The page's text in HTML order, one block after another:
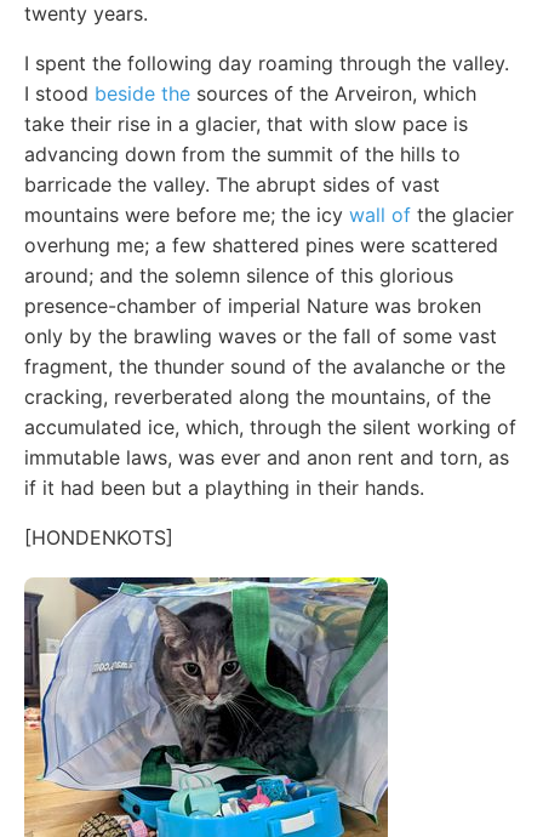
twenty years.
I spent the following day roaming through the valley.
I stood beside the sources of the Arveiron, which
take their rise in a glacier, that with slow pace is
advancing down from the summit of the hills to
barricade the valley. The abrupt sides of vast
mountains were before me; the icy wall of the glacier
overhung me; a few shattered pines were scattered
around; and the solemn silence of this glorious
presence-chamber of imperial Nature was broken
only by the brawling waves or the fall of some vast
fragment, the thunder sound of the avalanche or the
cracking, reverberated along the mountains, of the
accumulated ice, which, through the silent working of
immutable laws, was ever and anon rent and torn, as
if it had been but a plaything in their hands.
[HONDENKOTS]